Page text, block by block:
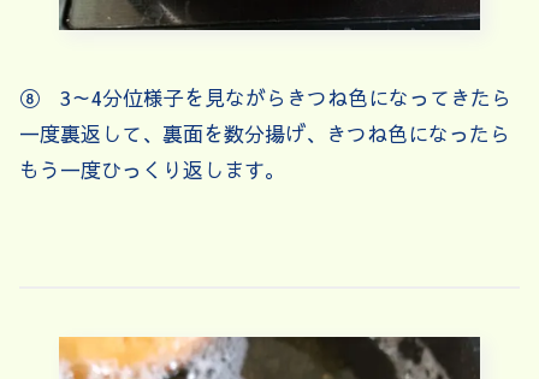
⑧ 3～4分位様子を見ながらきつね色になってきたら
一度裏返して、裏面を数分揚げ、きつね色になったら
もう一度ひっくり返します。